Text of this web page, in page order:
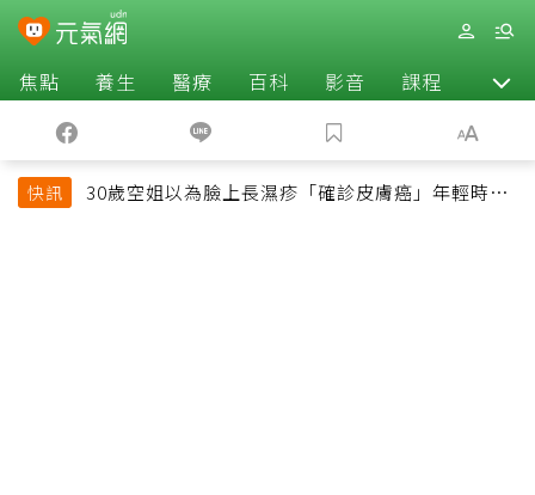
焦點 養生 醫療 百科 影音 課程 退休
快訊
30歲空姐以為臉上長濕疹「確診皮膚癌」年輕時一